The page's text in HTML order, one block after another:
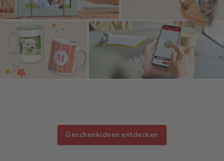
Geschenkideen entdecken